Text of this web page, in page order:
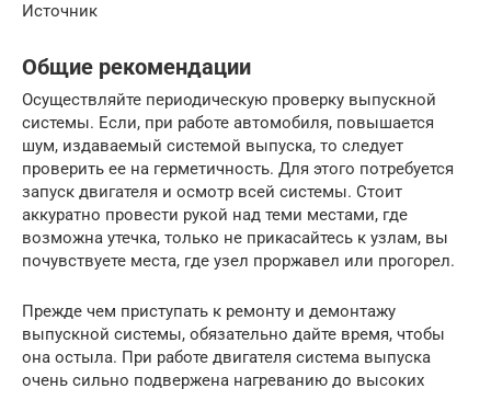
Источник
Общие рекомендации
Осуществляйте периодическую проверку выпускной
системы. Если, при работе автомобиля, повышается
шум, издаваемый системой выпуска, то следует
проверить ее на герметичность. Для этого потребуется
запуск двигателя и осмотр всей системы. Стоит
аккуратно провести рукой над теми местами, где
возможна утечка, только не прикасайтесь к узлам, вы
почувствуете места, где узел проржавел или прогорел.
Прежде чем приступать к ремонту и демонтажу
выпускной системы, обязательно дайте время, чтобы
она остыла. При работе двигателя система выпуска
очень сильно подвержена нагреванию до высоких